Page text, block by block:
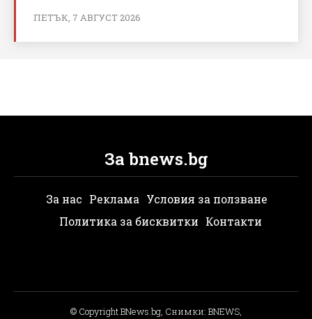
ПЕТЪК, 7 АВГУСТ 2026
За bnews.bg
За нас Реклама Условия за ползване
Политика за бисквитки Контакти
© Copyright BNews.bg, Снимки: BNEWS,